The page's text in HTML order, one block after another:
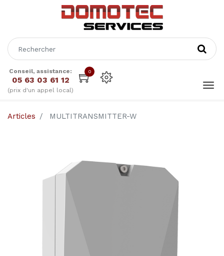
Conseil, assistance:
05 63 03 61 12
(prix d'un appel local)
0
Articles MULTITRANSMITTER-W